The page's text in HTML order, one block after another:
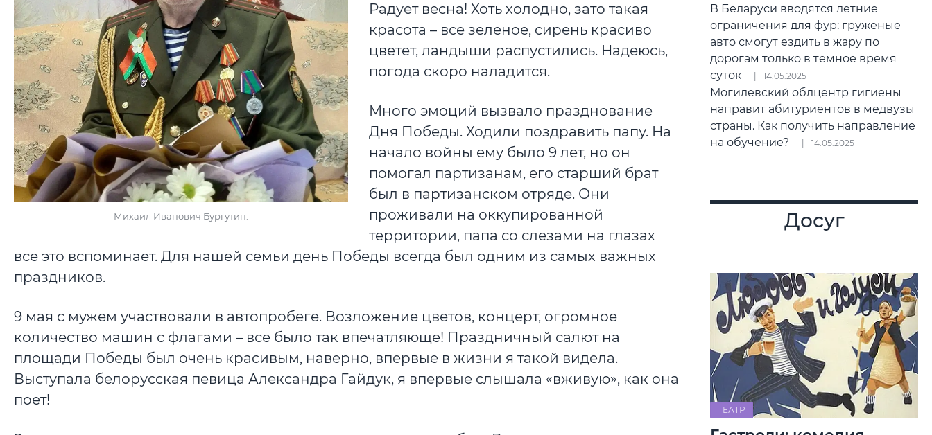
Михаил Иванович Бургутин.
Радует весна! Хоть холодно, зато такая
красота – все зеленое, сирень красиво
цветет, ландыши распустились. Надеюсь,
погода скоро наладится.
Много эмоций вызвало празднование
Дня Победы. Ходили поздравить папу. На
начало войны ему было 9 лет, но он
помогал партизанам, его старший брат
был в партизанском отряде. Они
проживали на оккупированной
территории, папа со слезами на глазах
все это вспоминает. Для нашей семьи день Победы всегда был одним из самых важных
праздников.
9 мая с мужем участвовали в автопробеге. Возложение цветов, концерт, огромное
количество машин с флагами – все было так впечатляюще! Праздничный салют на
площади Победы был очень красивым, наверно, впервые в жизни я такой видела.
Выступала белорусская певица Александра Гайдук, я впервые слышала «вживую», как она
поет!
В Беларуси вводятся летние
ограничения для фур: груженые
авто смогут ездить в жару по
дорогам только в темное время
суток
14.05.2025
Могилевский облцентр гигиены
направит абитуриентов в медвузы
страны. Как получить направление
на обучение?
14.05.2025
Досуг
ТЕАТР